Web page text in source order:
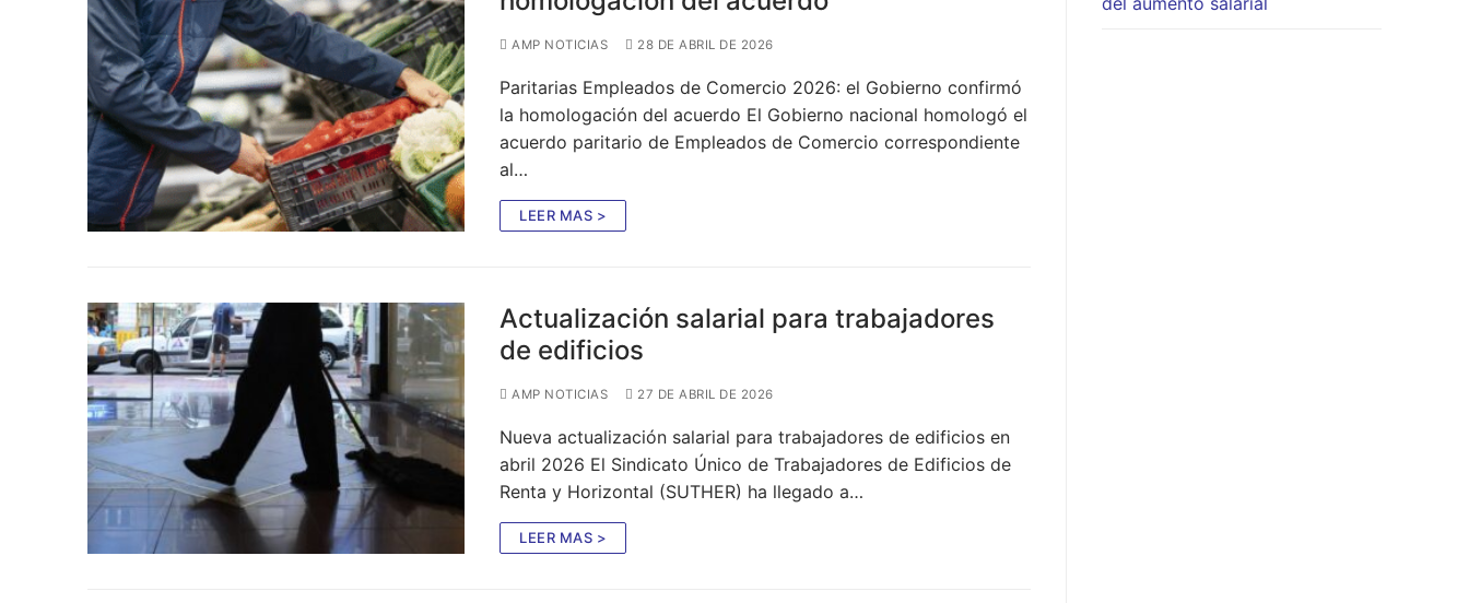
AMP NOTICIAS 28 DE ABRIL DE 2026
Paritarias Empleados de Comercio 2026: el Gobierno confirmó
la homologación del acuerdo El Gobierno nacional homologó el
acuerdo paritario de Empleados de Comercio correspondiente
al…
LEER MAS >
Actualización salarial para trabajadores
de edificios
AMP NOTICIAS 27 DE ABRIL DE 2026
Nueva actualización salarial para trabajadores de edificios en
abril 2026 El Sindicato Único de Trabajadores de Edificios de
Renta y Horizontal (SUTHER) ha llegado a…
LEER MAS >